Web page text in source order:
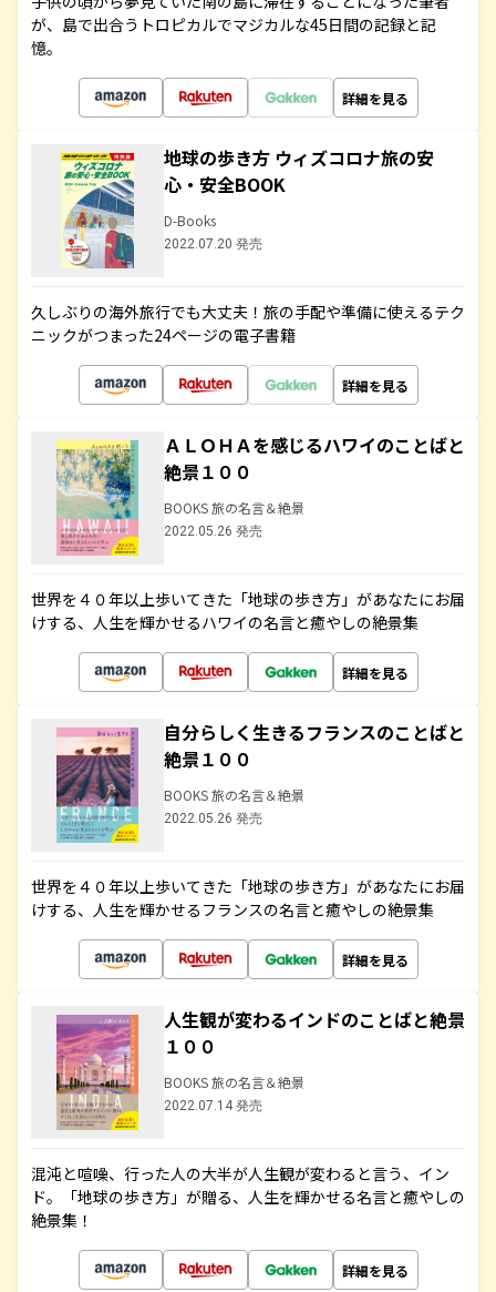
が、島で出合うトロピカルでマジカルな45日間の記録と記
憶。
詳細を見る
地球の歩き方 ウィズコロナ旅の安
心・安全BOOK
D-Books
2022.07.20 発売
久しぶりの海外旅行でも大丈夫！旅の手配や準備に使えるテク
ニックがつまった24ページの電子書籍
詳細を見る
ＡＬＯＨＡを感じるハワイのことばと
絶景１００
BOOKS 旅の名言＆絶景
2022.05.26 発売
世界を４０年以上歩いてきた「地球の歩き方」があなたにお届
けする、人生を輝かせるハワイの名言と癒やしの絶景集
詳細を見る
自分らしく生きるフランスのことばと
絶景１００
BOOKS 旅の名言＆絶景
2022.05.26 発売
世界を４０年以上歩いてきた「地球の歩き方」があなたにお届
けする、人生を輝かせるフランスの名言と癒やしの絶景集
詳細を見る
人生観が変わるインドのことばと絶景
１００
BOOKS 旅の名言＆絶景
2022.07.14 発売
混沌と喧噪、行った人の大半が人生観が変わると言う、イン
ド。「地球の歩き方」が贈る、人生を輝かせる名言と癒やしの
絶景集！
詳細を見る